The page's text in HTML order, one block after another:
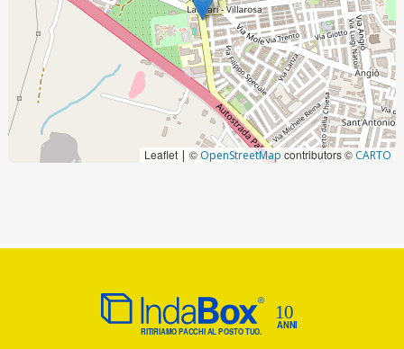
Leaflet | ©OpenStreetMap contributors ©CARTO